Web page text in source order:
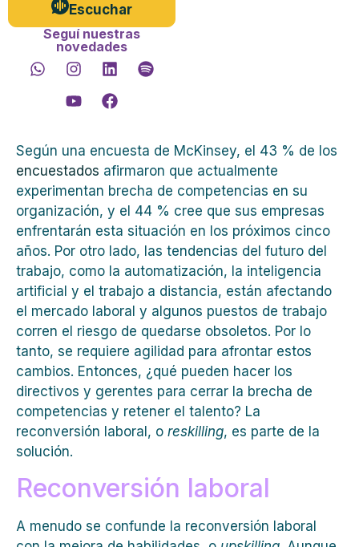
Escuchar
Seguí nuestras
novedades
Según una encuesta de McKinsey, el 43 % de los
encuestados afirmaron que actualmente
experimentan brecha de competencias en su
organización, y el 44 % cree que sus empresas
enfrentarán esta situación en los próximos cinco
años. Por otro lado, las tendencias del futuro del
trabajo, como la automatización, la inteligencia
artificial y el trabajo a distancia, están afectando
el mercado laboral y algunos puestos de trabajo
corren el riesgo de quedarse obsoletos. Por lo
tanto, se requiere agilidad para afrontar estos
cambios. Entonces, ¿qué pueden hacer los
directivos y gerentes para cerrar la brecha de
competencias y retener el talento? La
reconversión laboral, o reskilling, es parte de la
solución.
Reconversión laboral
A menudo se confunde la reconversión laboral